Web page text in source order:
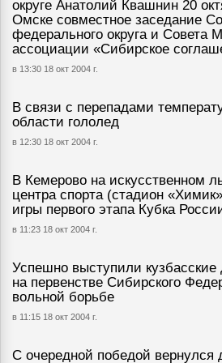
округе Анатолий Квашнин 20
Омске совместное заседание
федерального округа и Совета
ассоциации «Сибирское
в 13:30 18 окт 2004 г.
В связи с перепадами
области гололед
в 12:30 18 окт 2004 г.
В Кемерово на искусственном
центра спорта (стадион
игры первого этапа Кубка
в 11:23 18 окт 2004 г.
Успешно выступили
на первенстве Сибирского
вольной борьбе
в 11:15 18 окт 2004 г.
С очередной победой вернулся